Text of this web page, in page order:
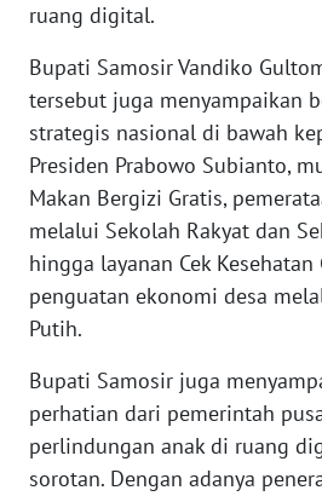
ruang digital.
Bupati Samosir Vandiko
tersebut juga menyampaikan
strategis nasional di bawah
Presiden Prabowo Subianto,
Makan Bergizi Gratis,
melalui Sekolah Rakyat dan
hingga layanan Cek Kesehatan
penguatan ekonomi desa
Putih.
Bupati Samosir juga
perhatian dari pemerintah
perlindungan anak di ruang
sorotan. Dengan adanya
WN
WN
GORONTALO
WN
SULUT
WN
MALUKU
WN
MALUT
WN